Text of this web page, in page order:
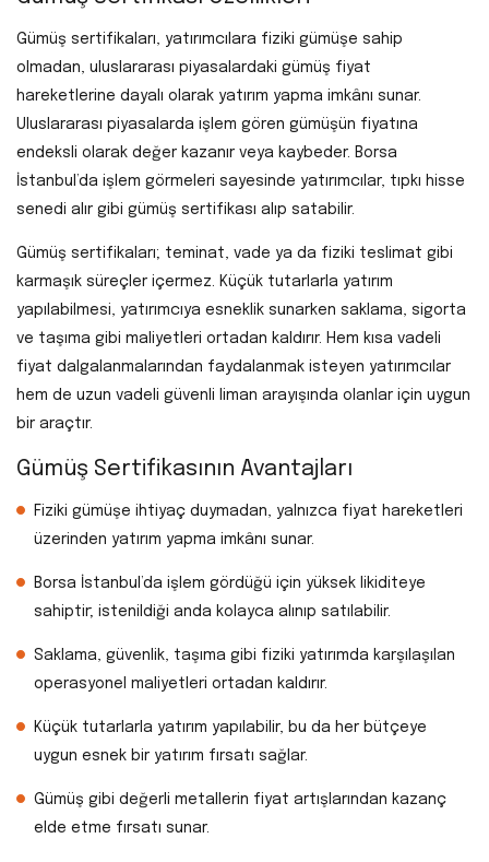
Gümüş sertifikaları, yatırımcılara fiziki gümüşe sahip
olmadan, uluslararası piyasalardaki gümüş fiyat
hareketlerine dayalı olarak yatırım yapma imkânı sunar.
Uluslararası piyasalarda işlem gören gümüşün fiyatına
endeksli olarak değer kazanır veya kaybeder. Borsa
İstanbul’da işlem görmeleri sayesinde yatırımcılar, tıpkı hisse
senedi alır gibi gümüş sertifikası alıp satabilir.
Gümüş sertifikaları; teminat, vade ya da fiziki teslimat gibi
karmaşık süreçler içermez. Küçük tutarlarla yatırım
yapılabilmesi, yatırımcıya esneklik sunarken saklama, sigorta
ve taşıma gibi maliyetleri ortadan kaldırır. Hem kısa vadeli
fiyat dalgalanmalarından faydalanmak isteyen yatırımcılar
hem de uzun vadeli güvenli liman arayışında olanlar için uygun
bir araçtır.
Gümüş Sertifikasının Avantajları
Fiziki gümüşe ihtiyaç duymadan, yalnızca fiyat hareketleri
üzerinden yatırım yapma imkânı sunar.
Borsa İstanbul’da işlem gördüğü için yüksek likiditeye
sahiptir; istenildiği anda kolayca alınıp satılabilir.
Saklama, güvenlik, taşıma gibi fiziki yatırımda karşılaşılan
operasyonel maliyetleri ortadan kaldırır.
Küçük tutarlarla yatırım yapılabilir, bu da her bütçeye
uygun esnek bir yatırım fırsatı sağlar.
Gümüş gibi değerli metallerin fiyat artışlarından kazanç
elde etme fırsatı sunar.